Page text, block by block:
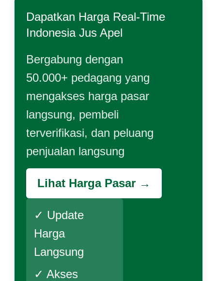
Dapatkan Harga Real-Time
Indonesia Jus Apel
Bergabung dengan
50.000+ pedagang yang
mengakses harga pasar
langsung, pembeli
terverifikasi, dan peluang
penjualan langsung
Lihat Harga Pasar →
✓ Update
Harga
Langsung
✓ Akses